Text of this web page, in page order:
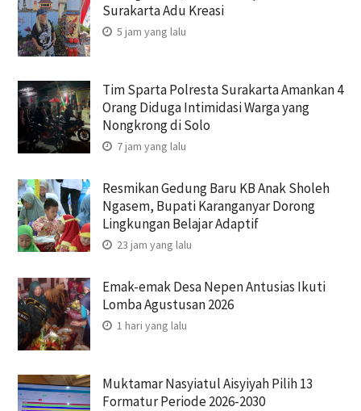
Surakarta Adu Kreasi
5 jam yang lalu
Tim Sparta Polresta Surakarta Amankan 4
Orang Diduga Intimidasi Warga yang
Nongkrong di Solo
7 jam yang lalu
Resmikan Gedung Baru KB Anak Sholeh
Ngasem, Bupati Karanganyar Dorong
Lingkungan Belajar Adaptif
23 jam yang lalu
Emak-emak Desa Nepen Antusias Ikuti
Lomba Agustusan 2026
1 hari yang lalu
Muktamar Nasyiatul Aisyiyah Pilih 13
Formatur Periode 2026-2030